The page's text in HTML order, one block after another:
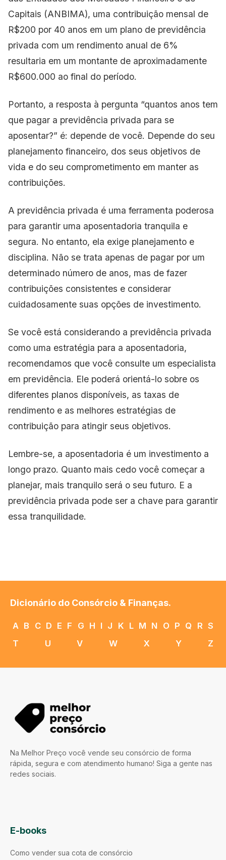
Capitais (ANBIMA), uma contribuição mensal de
R$200 por 40 anos em um plano de previdência
privada com um rendimento anual de 6%
resultaria em um montante de aproximadamente
R$600.000 ao final do período.
Portanto, a resposta à pergunta “quantos anos tem
que pagar a previdência privada para se
aposentar?” é: depende de você. Depende do seu
planejamento financeiro, dos seus objetivos de
vida e do seu comprometimento em manter as
contribuições.
A previdência privada é uma ferramenta poderosa
para garantir uma aposentadoria tranquila e
segura. No entanto, ela exige planejamento e
disciplina. Não se trata apenas de pagar por um
determinado número de anos, mas de fazer
contribuições consistentes e considerar
cuidadosamente suas opções de investimento.
Se você está considerando a previdência privada
como uma estratégia para a aposentadoria,
recomendamos que você consulte um especialista
em previdência. Ele poderá orientá-lo sobre os
diferentes planos disponíveis, as taxas de
rendimento e as melhores estratégias de
contribuição para atingir seus objetivos.
Lembre-se, a aposentadoria é um investimento a
longo prazo. Quanto mais cedo você começar a
planejar, mais tranquilo será o seu futuro. E a
previdência privada pode ser a chave para garantir
essa tranquilidade.
Dicionário do Consórcio & Finanças.
A B C D E F G H I J K L M N O P Q R S
T
U V W X Y Z
Na Melhor Preço você vende seu consórcio de forma
rápida, segura e com atendimento humano! Siga a gente nas
redes sociais.
E-books
Como vender sua cota de consórcio